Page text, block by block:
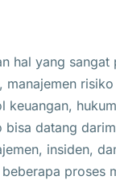
hal yang sangat
manajemen
datang
insiden,
proses